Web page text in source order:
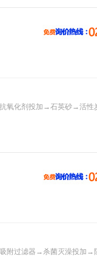
抗氧化剂投加→石英砂→活
附过滤器→杀菌灭澡投加